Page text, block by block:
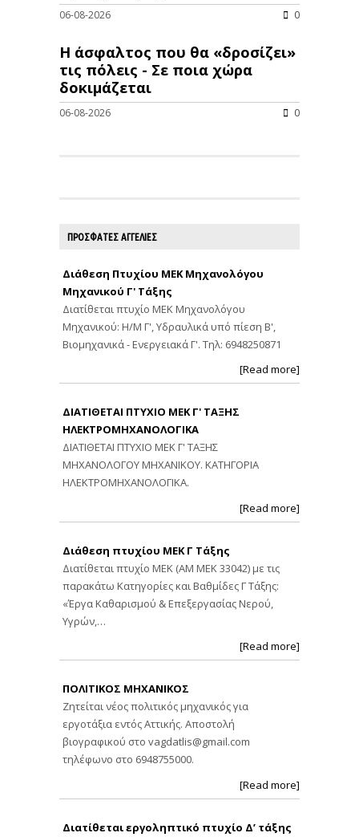
06-08-2026 0
Η άσφαλτος που θα «δροσίζει»
τις πόλεις - Σε ποια χώρα
δοκιμάζεται
06-08-2026 0
ΠΡΟΣΦΑΤΕΣ ΑΓΓΕΛΙΕΣ
Διάθεση Πτυχίου ΜΕΚ Μηχανολόγου
Μηχανικού Γ' Τάξης
Διατίθεται πτυχίο ΜΕΚ Μηχανολόγου
Μηχανικού: Η/Μ Γ', Υδραυλικά υπό πίεση Β',
Βιομηχανικά - Ενεργειακά Γ'. Τηλ: 6948250871
[Read more]
ΔΙΑΤΙΘΕΤΑΙ ΠΤΥΧΙΟ ΜΕΚ Γ' ΤΑΞΗΣ
ΗΛΕΚΤΡΟΜΗΧΑΝΟΛΟΓΙΚΑ
ΔΙΑΤΙΘΕΤΑΙ ΠΤΥΧΙΟ ΜΕΚ Γ' ΤΑΞΗΣ
ΜΗΧΑΝΟΛΟΓΟΥ ΜΗΧΑΝΙΚΟΥ. ΚΑΤΗΓΟΡΙΑ
ΗΛΕΚΤΡΟΜΗΧΑΝΟΛΟΓΙΚΑ.
[Read more]
Διάθεση πτυχίου ΜΕΚ Γ Τάξης
Διατίθεται πτυχίο ΜΕΚ (ΑΜ ΜΕΚ 33042) με τις
παρακάτω Κατηγορίες και Βαθμίδες Γ Τάξης:
«Έργα Καθαρισμού & Επεξεργασίας Νερού,
Υγρών,…
[Read more]
ΠΟΛΙΤΙΚΟΣ ΜΗΧΑΝΙΚΟΣ
Ζητείται νέος πολιτικός μηχανικός για
εργοτάξια εντός Αττικής. Αποστολή
βιογραφικού στο vagdatlis@gmail.com
τηλέφωνο στο 6948755000.
[Read more]
Διατίθεται εργοληπτικό πτυχίο Δ’ τάξης